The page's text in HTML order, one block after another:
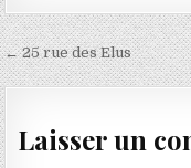
Navigation
← 25 rue des Elus
Laisser un